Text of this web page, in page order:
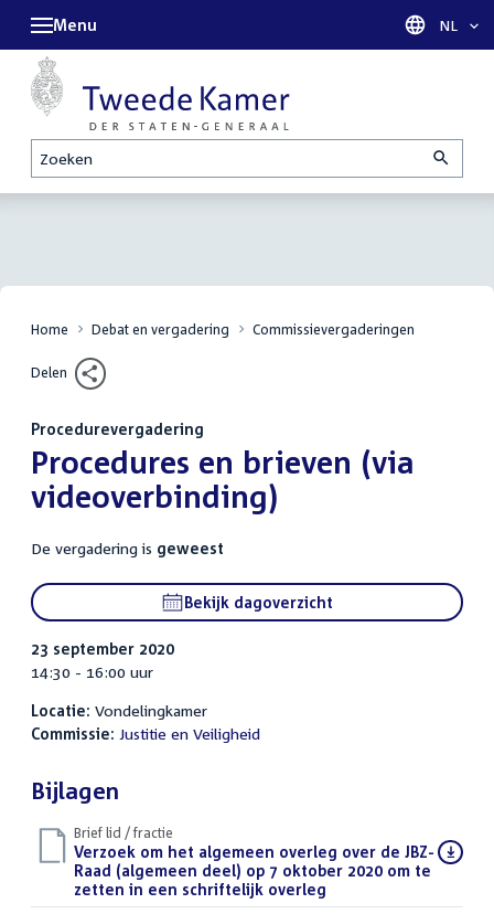
Zoeken
Menu Taal
NL
Home Debat en vergadering Commissievergaderingen
Delen
Procedurevergadering
:Procedures en brieven (via
videoverbinding)
De vergadering is geweest
Bekijk dagoverzicht
23 september 2020
14:30 - 16:00 uur
Locatie: Vondelingkamer
Commissie: Justitie en Veiligheid
Bijlagen
Brief lid / fractie
Download
bestand:
Verzoek om het algemeen overleg over de JBZ-
Raad (algemeen deel) op 7 oktober 2020 om te
zetten in een schriftelijk overleg